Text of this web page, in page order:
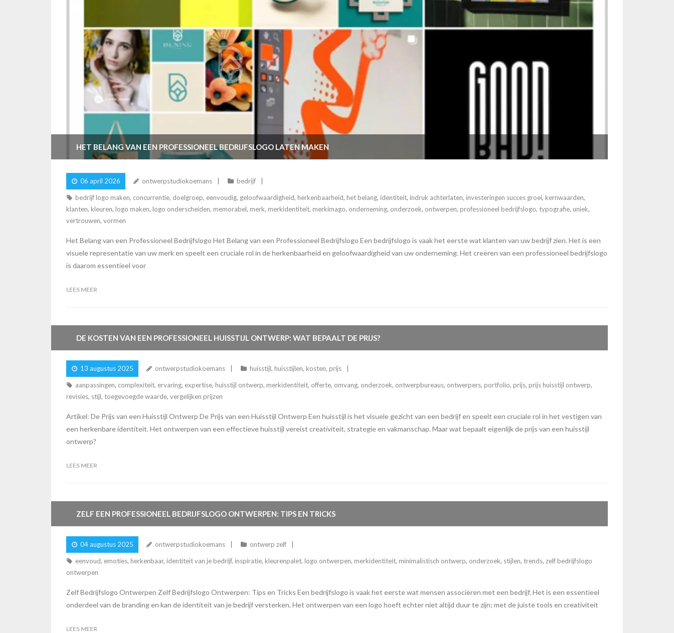
HET BELANG VAN EEN PROFESSIONEEL BEDRIJFSLOGO LATEN MAKEN
06 april 2026 ontwerpstudiokoemans bedrijf
bedrijf logo maken, concurrentie, doelgroep, eenvoudig, geloofwaardigheid, herkenbaarheid, het belang, identiteit, indruk achterlaten, investeringen succes groei, kernwaarden,
klanten, kleuren, logo maken, logo onderscheiden, memorabel, merk, merkidentiteit, merkimago, onderneming, onderzoek, ontwerpen, professioneel bedrijfslogo, typografie, uniek,
vertrouwen, vormen
Het Belang van een Professioneel Bedrijfslogo Het Belang van een Professioneel Bedrijfslogo Een bedrijfslogo is vaak het eerste wat klanten van uw bedrijf zien. Het is een
visuele representatie van uw merk en speelt een cruciale rol in de herkenbaarheid en geloofwaardigheid van uw onderneming. Het creëren van een professioneel bedrijfslogo
is daarom essentieel voor
LEES MEER
DE KOSTEN VAN EEN PROFESSIONEEL HUISSTIJL ONTWERP: WAT BEPAALT DE PRIJS?
13 augustus 2025 ontwerpstudiokoemans huisstijl, huisstijlen, kosten, prijs
aanpassingen, complexiteit, ervaring, expertise, huisstijl ontwerp, merkidentiteit, offerte, omvang, onderzoek, ontwerpbureaus, ontwerpers, portfolio, prijs, prijs huisstijl ontwerp,
revisies, stijl, toegevoegde waarde, vergelijken prijzen
Artikel: De Prijs van een Huisstijl Ontwerp De Prijs van een Huisstijl Ontwerp Een huisstijl is het visuele gezicht van een bedrijf en speelt een cruciale rol in het vestigen van
een herkenbare identiteit. Het ontwerpen van een effectieve huisstijl vereist creativiteit, strategie en vakmanschap. Maar wat bepaalt eigenlijk de prijs van een huisstijl
ontwerp?
LEES MEER
ZELF EEN PROFESSIONEEL BEDRIJFSLOGO ONTWERPEN: TIPS EN TRICKS
04 augustus 2025 ontwerpstudiokoemans ontwerp zelf
eenvoud, emoties, herkenbaar, identiteit van je bedrijf, inspiratie, kleurenpalet, logo ontwerpen, merkidentiteit, minimalistisch ontwerp, onderzoek, stijlen, trends, zelf bedrijfslogo
ontwerpen
Zelf Bedrijfslogo Ontwerpen Zelf Bedrijfslogo Ontwerpen: Tips en Tricks Een bedrijfslogo is vaak het eerste wat mensen associëren met een bedrijf. Het is een essentieel
onderdeel van de branding en kan de identiteit van je bedrijf versterken. Het ontwerpen van een logo hoeft echter niet altijd duur te zijn; met de juiste tools en creativiteit
LEES MEER